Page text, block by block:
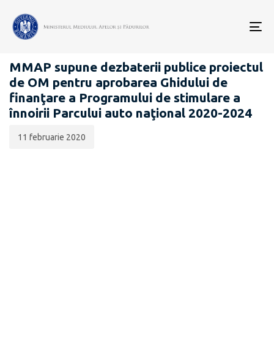
PROIECTE ACTE NORMATIVE
MMAP supune dezbaterii publice proiectul
de OM pentru aprobarea Ghidului de
finanţare a Programului de stimulare a
înnoirii Parcului auto naţional 2020-2024
publicării:
11 februarie 2020